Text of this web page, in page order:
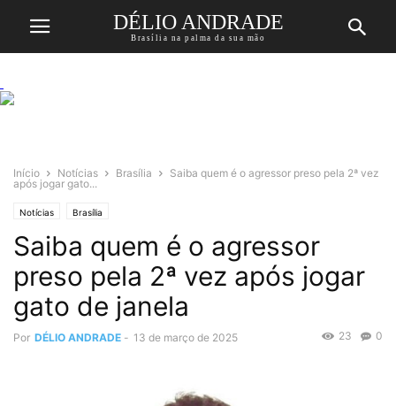
DÉLIO ANDRADE
Brasília na palma da sua mão
Início Notícias Brasília
Saiba quem é o agressor preso pela 2ª vez
após jogar gato...
Notícias Brasília
Saiba quem é o agressor
preso pela 2ª vez após jogar
gato de janela
Por DÉLIO ANDRADE - 13 de março de 2025 0
23